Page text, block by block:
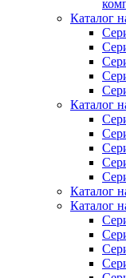
Каталог
Каталог
Каталог
Каталог